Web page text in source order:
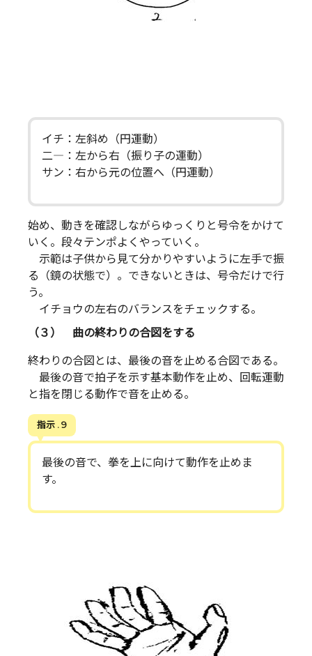
イチ：左斜め（円運動）
二―：左から右（振り子の運動）
サン：右から元の位置へ（円運動）
始め、動きを確認しながらゆっくりと号令をかけて
いく。段々テンポよくやっていく。
示範は子供から見て分かりやすいように左手で振
る（鏡の状態で）。できないときは、号令だけで行
う。
イチョウの左右のバランスをチェックする。
（３） 曲の終わりの合図をする
終わりの合図とは、最後の音を止める合図である。
最後の音で拍子を示す基本動作を止め、回転運動
と指を閉じる動作で音を止める。
指示 . 9
最後の音で、拳を上に向けて動作を止めま
す。